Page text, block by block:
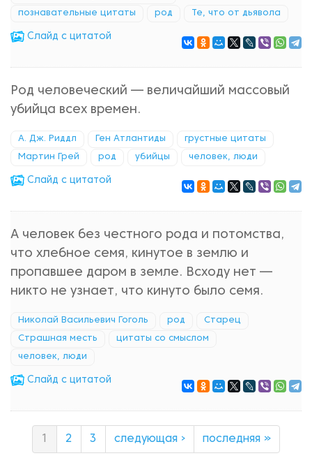
познавательные цитаты род Те, что от дьявола
Cлайд с цитатой
Род человеческий — величайший массовый
убийца всех времен.
А. Дж. Риддл Ген Атлантиды грустные цитаты
Мартин Грей род убийцы человек, люди
Cлайд с цитатой
А человек без честного рода и потомства,
что хлебное семя, кинутое в землю и
пропавшее даром в земле. Всходу нет —
никто не узнает, что кинуто было семя.
Николай Васильевич Гоголь род Старец
Страшная месть цитаты со смыслом
человек, люди
Cлайд с цитатой
2 3 следующая › последняя »